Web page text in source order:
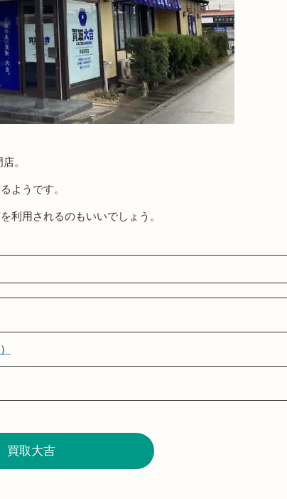
。
ようです。
利用されるのもいいでしょう。
買取大吉